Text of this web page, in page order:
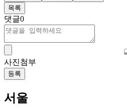
목록
댓글0
사진첨부
등록
서울